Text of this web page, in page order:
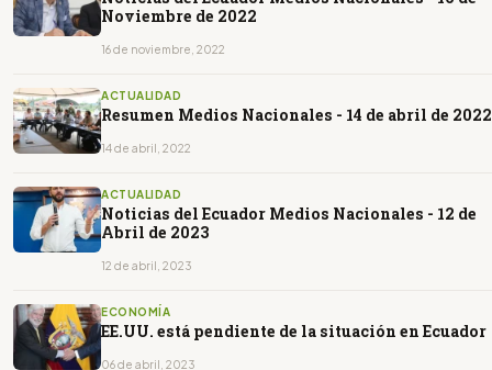
Noviembre de 2022
16 de noviembre, 2022
ACTUALIDAD
Resumen Medios Nacionales - 14 de abril de 2022
14 de abril, 2022
ACTUALIDAD
Noticias del Ecuador Medios Nacionales - 12 de
Abril de 2023
12 de abril, 2023
ECONOMÍA
EE.UU. está pendiente de la situación en Ecuador
06 de abril, 2023